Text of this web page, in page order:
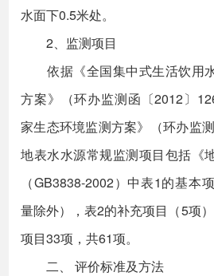
水面下0.5米处。
2、监测项目
依据《全国集中式生活饮用
方案》（环办监测函〔2012〕
家生态环境监测方案》（环办监
地表水水源常规监测项目包括《
（GB3838-2002）中表1的基本
量除外），表2的补充项目（5项
项目33项，共61项。
二、 评价标准及方法